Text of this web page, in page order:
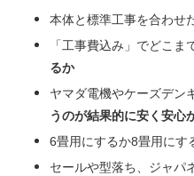
本体と標準工事を合わせ
「工事費込み」でどこま
るか
ヤマダ電機やケーズデン
うのが結果的に安く安心
6畳用にするか8畳用にす
セールや型落ち、ジャパ